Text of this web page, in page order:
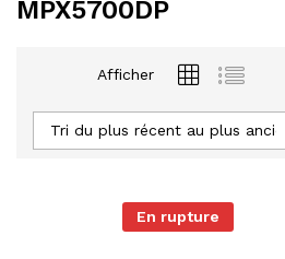
MPX5700DP
Afficher
Tri du plus récent au plus ancien
En rupture